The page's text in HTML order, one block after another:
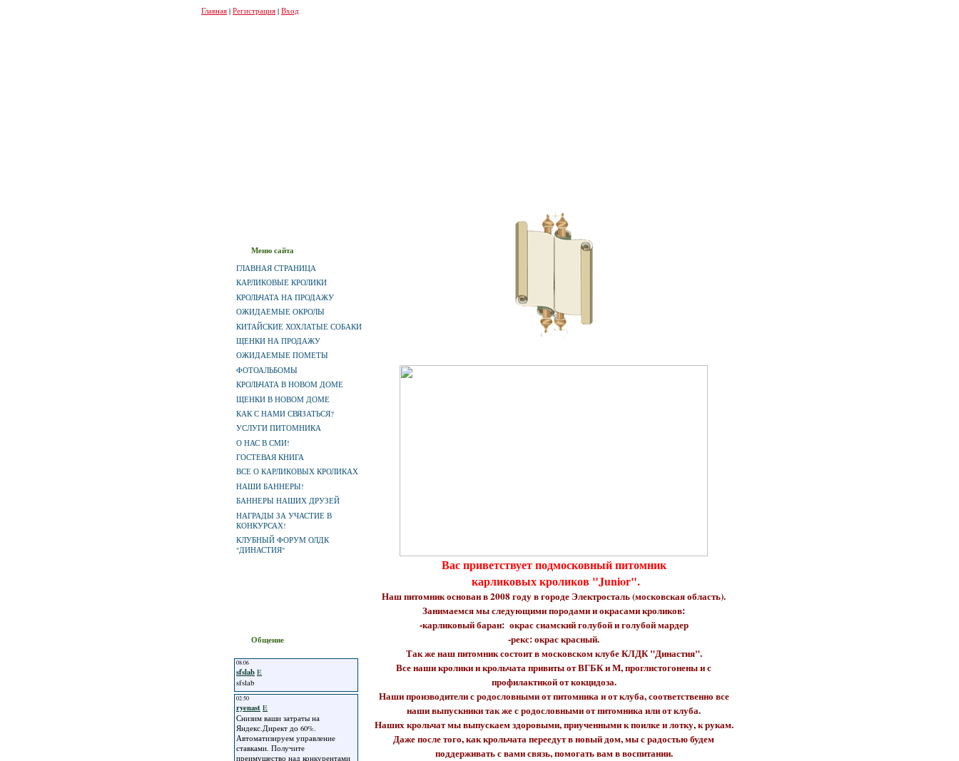
Главная | Регистрация | Вход
Меню сайта
ГЛАВНАЯ СТРАНИЦА
КАРЛИКОВЫЕ КРОЛИКИ
КРОЛЬЧАТА НА ПРОДАЖУ
ОЖИДАЕМЫЕ ОКРОЛЫ
КИТАЙСКИЕ ХОХЛАТЫЕ СОБАКИ
ЩЕНКИ НА ПРОДАЖУ
ОЖИДАЕМЫЕ ПОМЕТЫ
ФОТОАЛЬБОМЫ
КРОЛЬЧАТА В НОВОМ ДОМЕ
ЩЕНКИ В НОВОМ ДОМЕ
КАК С НАМИ СВЯЗАТЬСЯ?
УСЛУГИ ПИТОМНИКА
О НАС В СМИ!
ГОСТЕВАЯ КНИГА
ВСЕ О КАРЛИКОВЫХ КРОЛИКАХ
НАШИ БАННЕРЫ!
БАННЕРЫ НАШИХ ДРУЗЕЙ
НАГРАДЫ ЗА УЧАСТИЕ В
КОНКУРСАХ!
КЛУБНЫЙ ФОРУМ ОЛДК
"ДИНАСТИЯ"
Общение
Вас приветствует подмосковный питомник
карликовых кроликов "Junior".
Наш питомник основан в 2008 году в городе Электросталь (московская область).
Занимаемся мы следующими породами и окрасами кроликов:
-карликовый баран: окрас сиамский голубой и голубой мардер
-рекс: окрас красный.
Так же наш питомник состоит в московском клубе КЛДК "Династия".
Все наши кролики и крольчата привиты от ВГБК и М, проглистогонены и с
профилактикой от кокцидоза.
Наши производители с родословными от питомника и от клуба, соответственно все
наши выпускники так же с родословными от питомника или от клуба.
Наших крольчат мы выпускаем здоровыми, приученными к поилке и лотку, к рукам.
Даже после того, как крольчата переедут в новый дом, мы с радостью будем
поддерживать с вами связь, помогать вам в воспитании.